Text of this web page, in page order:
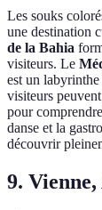
Les souks
une destination
de la Bahia
visiteurs. Le
est un
visiteurs
pour
danse et la
découvrir
9.